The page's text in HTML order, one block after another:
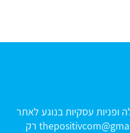
ופניות עסקיות בנוגע לאתר
רק